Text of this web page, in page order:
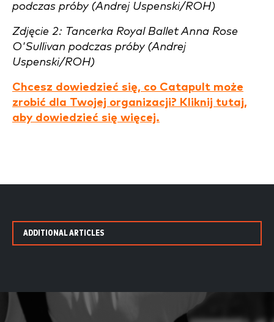
podczas próby (Andrej Uspenski/ROH)
Zdjęcie 2: Tancerka Royal Ballet Anna Rose
O'Sullivan podczas próby (Andrej
Uspenski/ROH)
Chcesz dowiedzieć się, co Catapult może
zrobić dla Twojej organizacji? Kliknij tutaj,
aby dowiedzieć się więcej.
ADDITIONAL ARTICLES